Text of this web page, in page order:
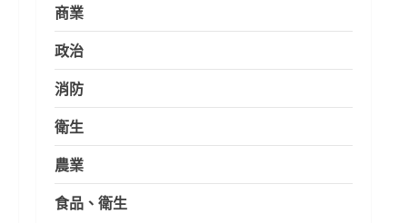
商業
政治
消防
衛生
農業
食品、衛生